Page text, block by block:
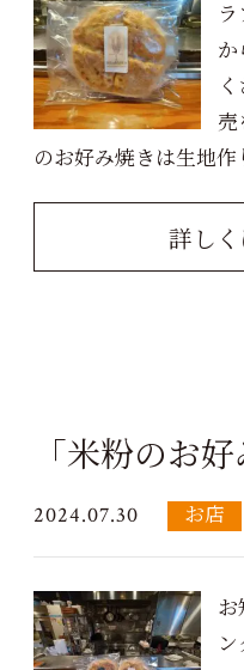
か
売
のお好み焼きは生地
詳し
「米粉のお
2024.07.30 お店
お